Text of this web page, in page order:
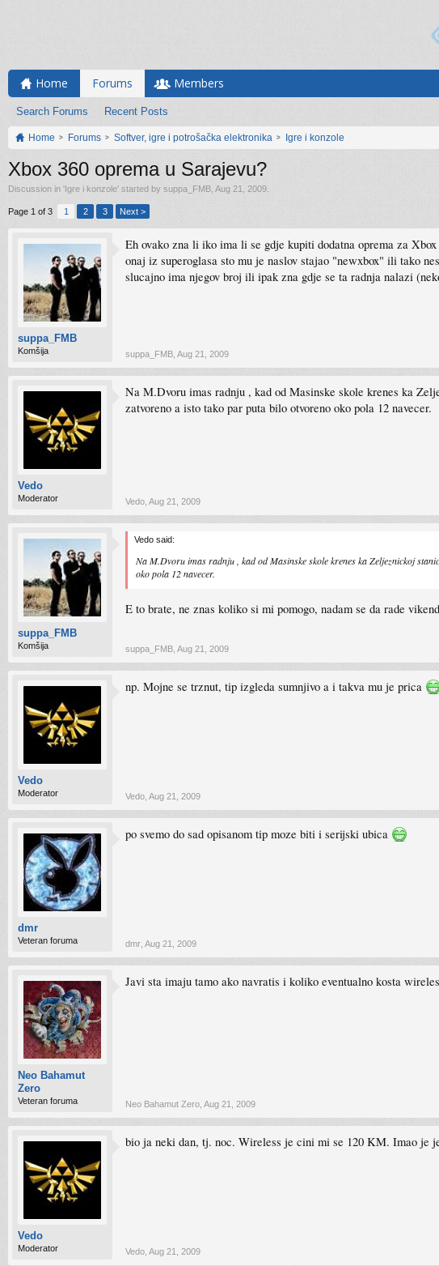
Home Forums
Search Forums Recent Posts
Members
Home Forums Softver, igre i potrošačka elektronika Igre i konzole
Xbox 360 oprema u Sarajevu?
Discussion in 'Igre i konzole' started by suppa_FMB Aug 21, 2009
Page 1 of 3 1 2 3 Next >
suppa_FMB
Komšija
Eh ovako zna li iko ima li se gdje kupiti dodatna oprema za
onaj iz superoglasa sto mu je naslov stajao "newxbox" ili tako
slucajno ima njegov broj ili ipak zna gdje se ta radnja nalazi
suppa_FMB Aug 21, 2009
Vedo
Moderator
Na M.Dvoru imas radnju , kad od Masinske skole krenes ka
zatvoreno a isto tako par puta bilo otvoreno oko pola 12 navecer.
Vedo Aug 21, 2009
suppa_FMB
Komšija
Vedo said:
Na M.Dvoru imas radnju , kad od Masinske skole krenes ka Zeljeznickoj
oko pola 12 navecer.
E to brate, ne znas koliko si mi pomogo, nadam se da rade
suppa_FMB Aug 21, 2009
Vedo
Moderator
np. Mojne se trznut, tip izgleda sumnjivo a i takva mu je prica
Vedo Aug 21, 2009
dmr
Veteran foruma
po svemo do sad opisanom tip moze biti i serijski ubica
dmr Aug 21, 2009
Neo Bahamut
Zero
Veteran foruma
Javi sta imaju tamo ako navratis i koliko eventualno kosta
Neo Bahamut Zero Aug 21, 2009
Vedo
Moderator
bio ja neki dan, tj. noc. Wireless je cini mi se 120 KM. Imao je
Vedo Aug 21, 2009